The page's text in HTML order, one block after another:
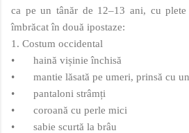
ca pe un tânăr de 12–13 ani, cu
îmbrăcat în două ipostaze:
1. Costum occidental
•
haină vișinie închisă
•
mantie lăsată pe umeri, prinsă cu
•
pantaloni strâmți
•
coroană cu perle mici
•
sabie scurtă la brâu